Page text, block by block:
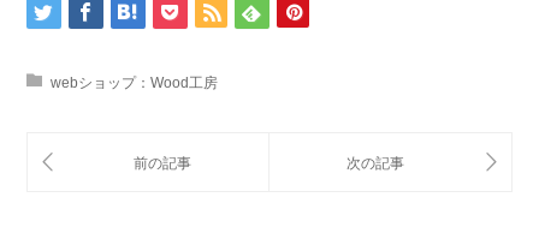
webショップ：Wood工房